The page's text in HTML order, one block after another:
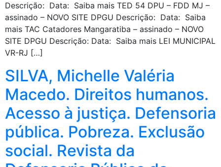
Descrição: Data: Saiba mais TED 54 DPU – FDD MJ –
assinado – NOVO SITE DPGU Descrição: Data: Saiba
mais TAC Catadores Mangaratiba – assinado – NOVO
SITE DPGU Descrição: Data: Saiba mais LEI MUNICIPAL
VR-RJ […]
SILVA, Michelle Valéria
Macedo. Direitos humanos.
Acesso à justiça. Defensoria
pública. Pobreza. Exclusão
social. Revista da